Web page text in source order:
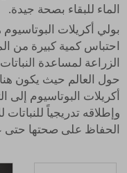
الماء للبقاء بصحة جيدة.
بولي أكريلات
احتباس كمية كبيرة من
الزراعة لمساعدة
حول العالم حيث يكون
أكريلات البوتاسيوم إلى
وإطلاقه تدريجياً
الحفاظ على صحتها حتى